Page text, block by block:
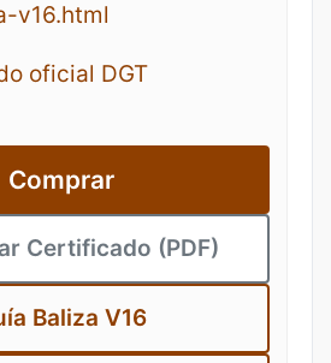
v16.html
oficial DGT
Comprar
Certificado (PDF)
Baliza V16